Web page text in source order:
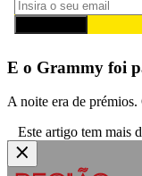
E o Grammy foi
A noite era de
Este artigo tem mais